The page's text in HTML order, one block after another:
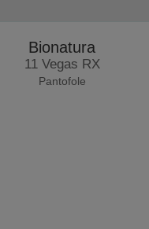
Bionatura
11 Vegas RX
Pantofole